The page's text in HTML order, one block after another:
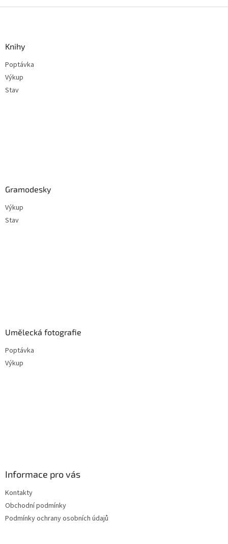
Knihy
Poptávka
Výkup
Stav
Gramodesky
Výkup
Stav
Umělecká fotografie
Poptávka
Výkup
Informace pro vás
Kontakty
Obchodní podmínky
Podmínky ochrany osobních údajů